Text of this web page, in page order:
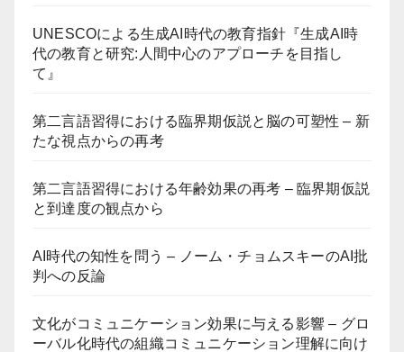
UNESCOによる生成AI時代の教育指針『生成AI時
代の教育と研究:人間中心のアプローチを目指し
て』
第二言語習得における臨界期仮説と脳の可塑性 – 新
たな視点からの再考
第二言語習得における年齢効果の再考 – 臨界期仮説
と到達度の観点から
AI時代の知性を問う – ノーム・チョムスキーのAI批
判への反論
文化がコミュニケーション効果に与える影響 – グロ
ーバル化時代の組織コミュニケーション理解に向け